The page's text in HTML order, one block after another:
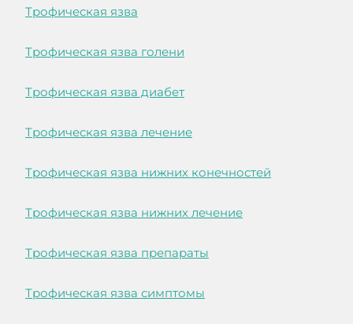
Трофическая язва
Трофическая язва голени
Трофическая язва диабет
Трофическая язва лечение
Трофическая язва нижних конечностей
Трофическая язва нижних лечение
Трофическая язва препараты
Трофическая язва симптомы